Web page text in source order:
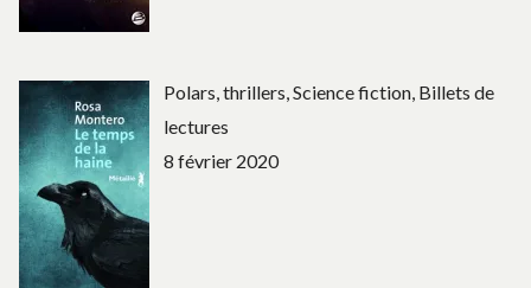
Polars, thrillers, Science fiction, Billets de
lectures
8 février 2020